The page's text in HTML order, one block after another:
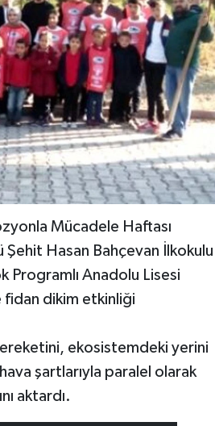
Mücadele Haftası
Şehit Hasan Bahçevan İlkokulu
Programlı Anadolu Lisesi
dikim etkinliği
ekosistemdeki yerini
şartlarıyla paralel olarak
aktardı.